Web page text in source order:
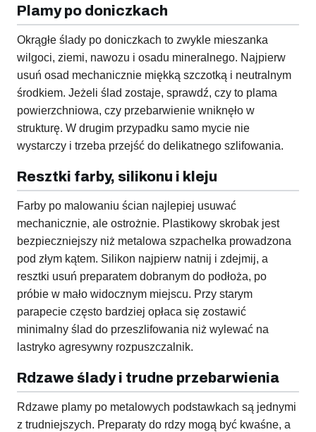
Plamy po doniczkach
Okrągłe ślady po doniczkach to zwykle mieszanka
wilgoci, ziemi, nawozu i osadu mineralnego. Najpierw
usuń osad mechanicznie miękką szczotką i neutralnym
środkiem. Jeżeli ślad zostaje, sprawdź, czy to plama
powierzchniowa, czy przebarwienie wniknęło w
strukturę. W drugim przypadku samo mycie nie
wystarczy i trzeba przejść do delikatnego szlifowania.
Resztki farby, silikonu i kleju
Farby po malowaniu ścian najlepiej usuwać
mechanicznie, ale ostrożnie. Plastikowy skrobak jest
bezpieczniejszy niż metalowa szpachelka prowadzona
pod złym kątem. Silikon najpierw natnij i zdejmij, a
resztki usuń preparatem dobranym do podłoża, po
próbie w mało widocznym miejscu. Przy starym
parapecie często bardziej opłaca się zostawić
minimalny ślad do przeszlifowania niż wylewać na
lastryko agresywny rozpuszczalnik.
Rdzawe ślady i trudne przebarwienia
Rdzawe plamy po metalowych podstawkach są jednymi
z trudniejszych. Preparaty do rdzy mogą być kwaśne, a